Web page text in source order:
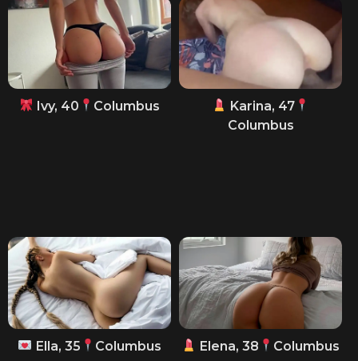
Ivy, 40 Columbus
Karina, 47
Columbus
Ella, 35 Columbus Elena, 38 Columbus